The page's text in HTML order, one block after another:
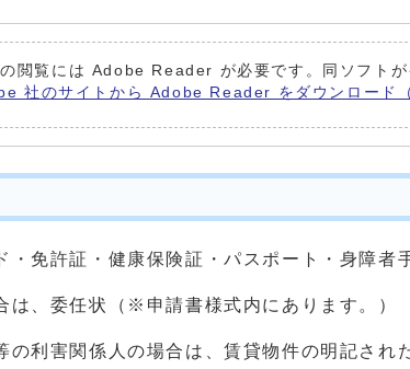
閲覧には Adobe Reader が必要です。同ソフト
社のサイトから Adobe Reader をダウンロード
・免許証・健康保険証・パスポート・身障者
は、委任状（※申請書様式内にあります。）
の利害関係人の場合は、賃貸物件の明記され